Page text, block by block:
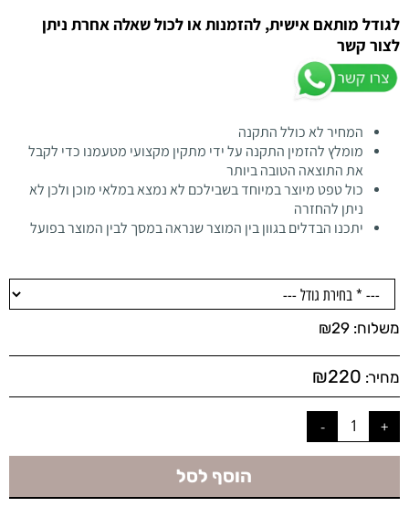
לגודל מותאם אישית, להזמנות או לכול שאלה אחרת ניתן
לצור קשר
המחיר לא כולל התקנה
מומלץ להזמין התקנה על ידי מתקין מקצועי מטעמנו כדי לקבל
את התוצאה הטובה ביותר
כול טפט מיוצר במיוחד בשבילכם לא נמצא במלאי מוכן ולכן לא
ניתן להחזרה
יתכנו הבדלים בגוון בין המוצר שנראה במסך לבין המוצר בפועל
משלוח: ₪29
מחיר: ₪220
הוסף לסל